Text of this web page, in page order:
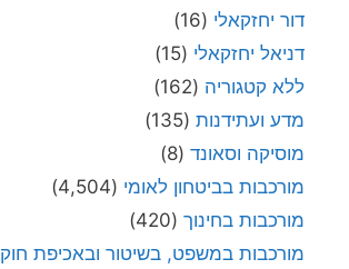
דור יחזקאלי (16)
דניאל יחזקאלי (15)
ללא קטגוריה (162)
מדע ועתידנות (135)
מוסיקה וסאונד (8)
מורכבות בביטחון לאומי (4,504)
מורכבות בחינוך (420)
מורכבות במשפט, בשיטור ובאכיפת חוק